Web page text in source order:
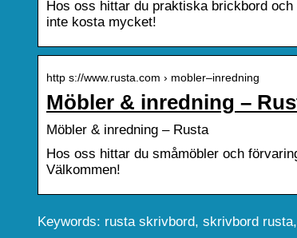
Hos oss hittar du praktiska brickbord
inte kosta mycket!
http s://www.rusta.com › mobler–inredning
Möbler & inredning –
Möbler & inredning – Rusta
Hos oss hittar du småmöbler och
Välkommen!
Keywords: rusta skrivbord, skrivbord